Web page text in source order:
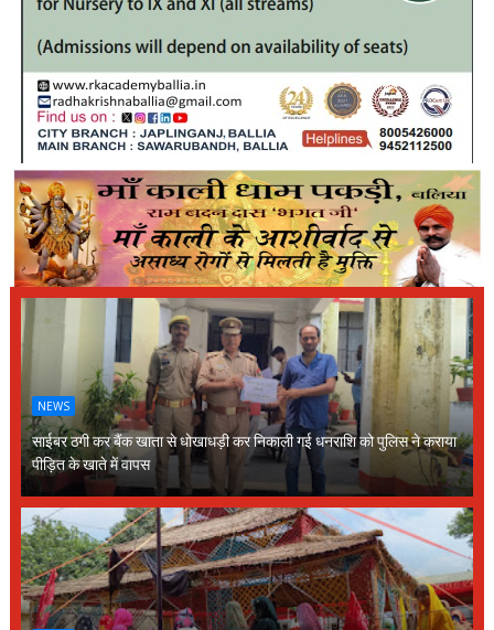
NEWS
साईबर ठगी कर बैंक खाता से धोखाधड़ी कर निकाली गई धनराशि को पुलिस ने कराया
पीड़ित के खाते में वापस